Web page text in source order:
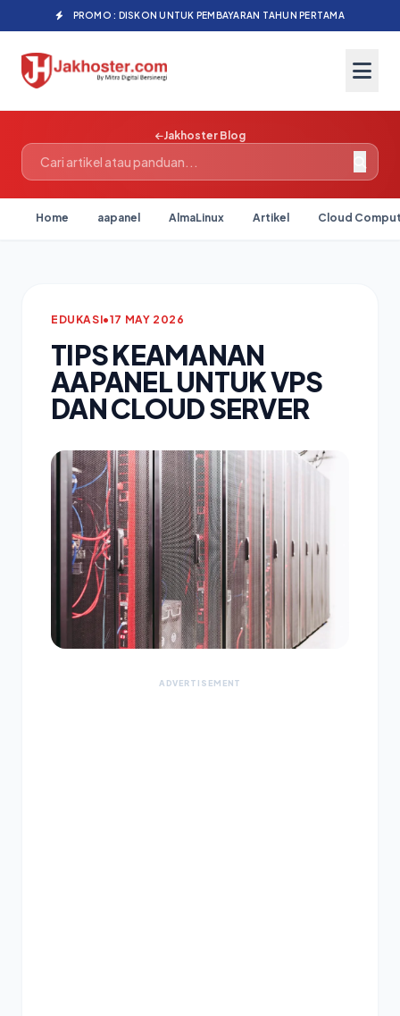
PROMO : DISKON UNTUK PEMBAYARAN TAHUN PERTAMA
Jakhoster Blog
Home aapanel AlmaLinux Artikel Cloud
EDUKASI•17 MAY 2026
TIPS KEAMANAN
AAPANEL UNTUK VPS
DAN CLOUD SERVER
ADVERTISEMENT